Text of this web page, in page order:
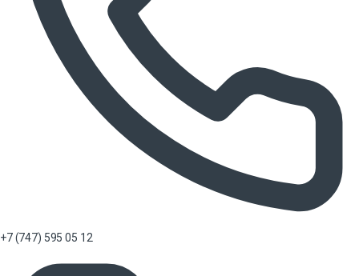
+7 (747) 595 05 12